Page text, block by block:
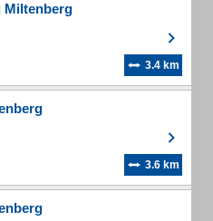
Miltenberg
3.4 km
3.6 km